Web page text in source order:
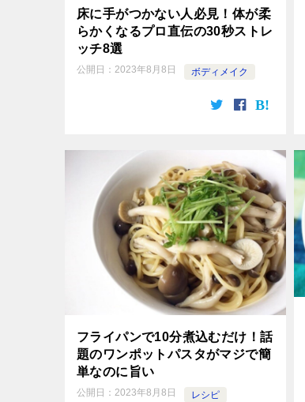
床に手がつかない人必見！体が柔
らかくなるプロ直伝の30秒ストレ
ッチ8選
公開日： 2023年8月8日 ボディメイク
フライパンで10分煮込むだけ！話
題のワンポットパスタがマジで簡
単なのに旨い
公開日： 2023年8月8日 レシピ